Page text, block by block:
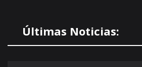
Últimas Noticias: